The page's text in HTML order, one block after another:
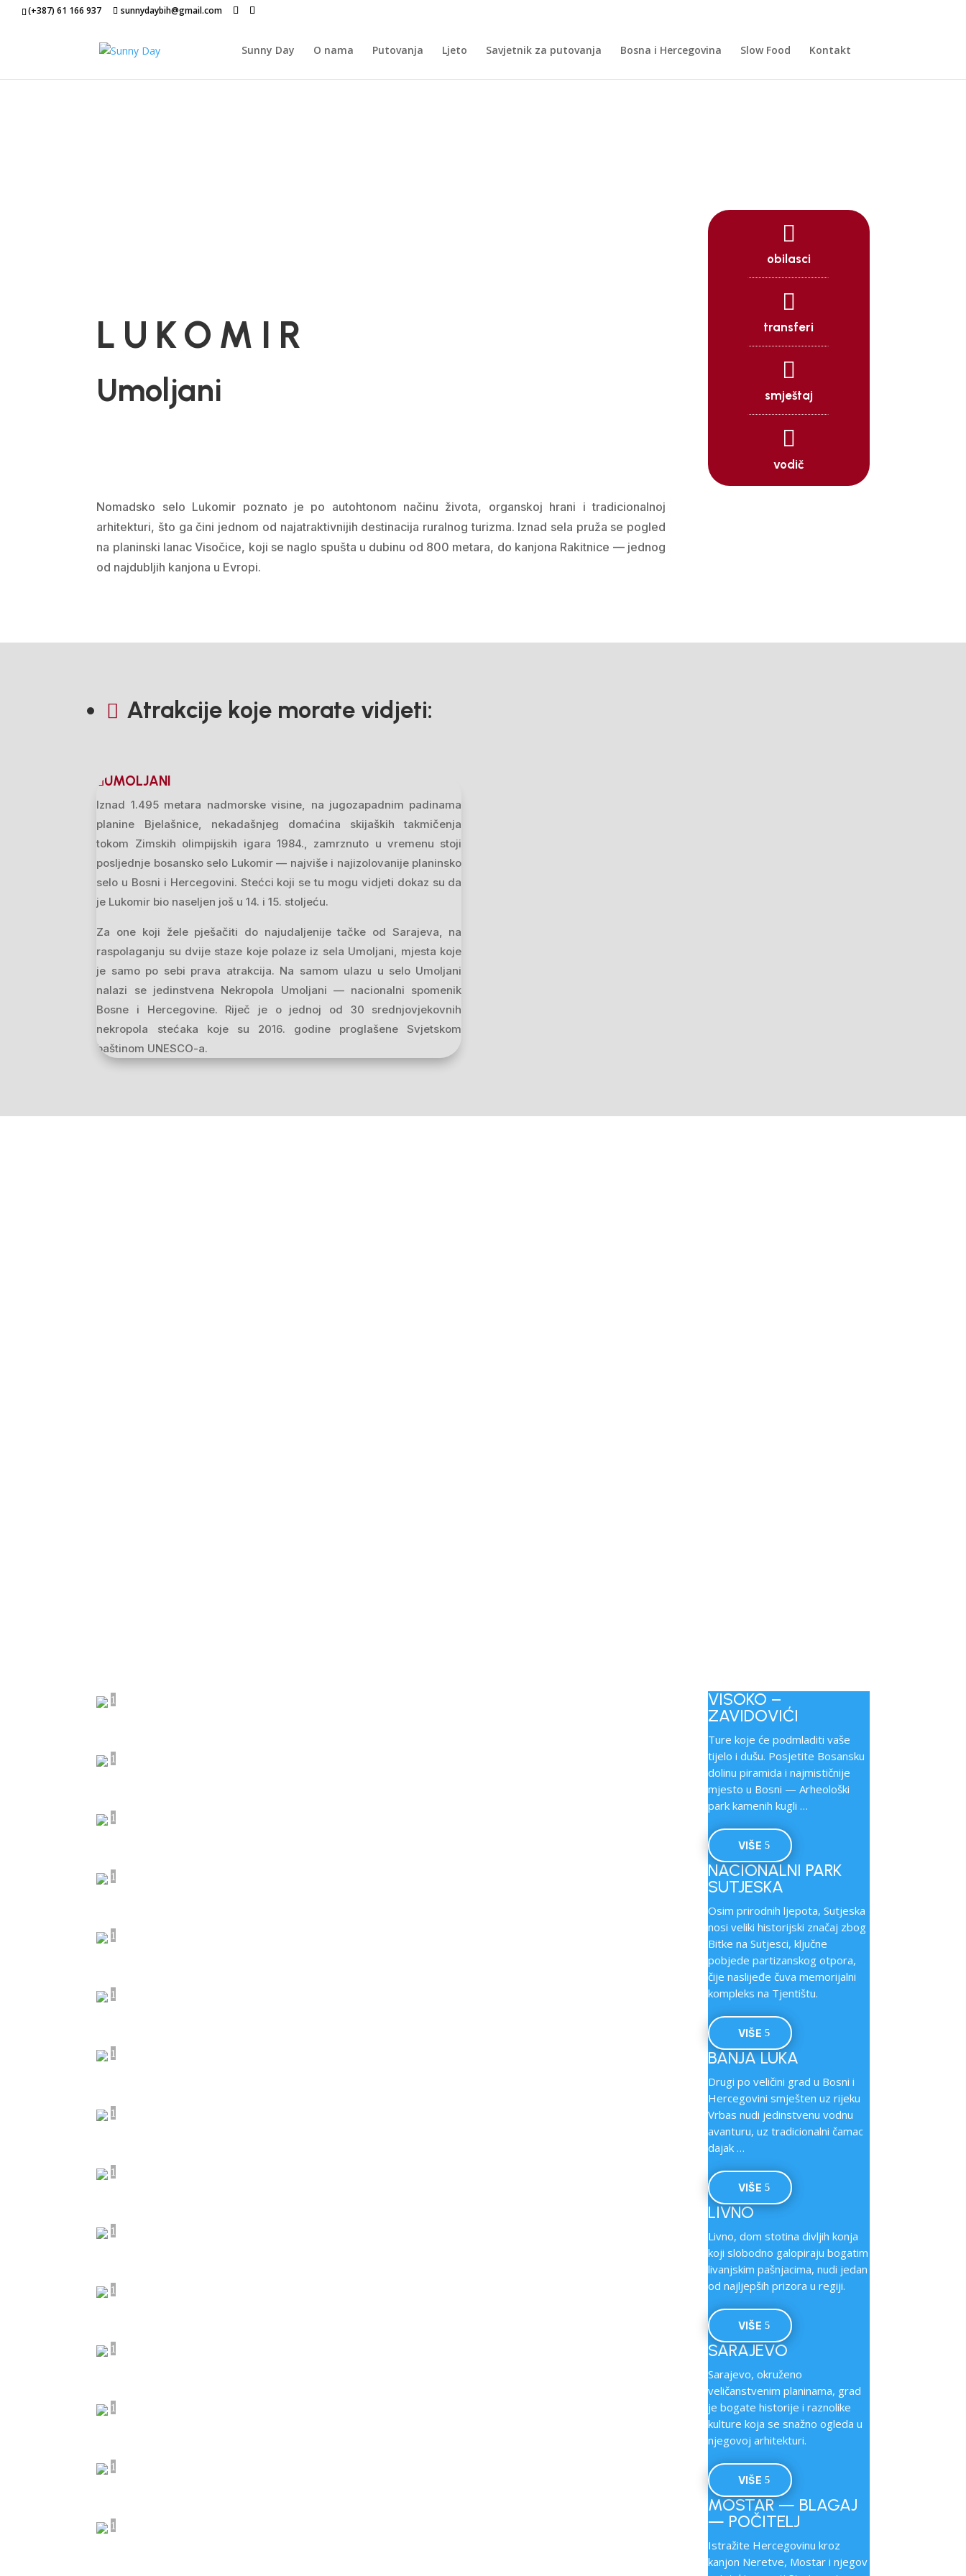
(+387) 61 166 937 sunnydaybih@gmail.com
Sunny Day O nama Putovanja Ljeto Savjetnik za putovanja Bosna i Hercegovina Slow Food Kontakt
LUKOMIR
Umoljani

obilasci

transferi

smještaj

vodič
Nomadsko selo Lukomir poznato je po autohtonom načinu života, organskoj hrani i tradicionalnoj
arhitekturi, što ga čini jednom od najatraktivnijih destinacija ruralnog turizma. Iznad sela pruža se pogled
na planinski lanac Visočice, koji se naglo spušta u dubinu od 800 metara, do kanjona Rakitnice — jednog
od najdubljih kanjona u Evropi.
 Atrakcije koje morate vidjeti:
UMOLJANI
Iznad 1.495 metara nadmorske visine, na jugozapadnim padinama
planine Bjelašnice, nekadašnjeg domaćina skijaških takmičenja
tokom Zimskih olimpijskih igara 1984., zamrznuto u vremenu stoji
posljednje bosansko selo Lukomir — najviše i najizolovanije planinsko
selo u Bosni i Hercegovini. Stećci koji se tu mogu vidjeti dokaz su da
je Lukomir bio naseljen još u 14. i 15. stoljeću.
Za one koji žele pješačiti do najudaljenije tačke od Sarajeva, na
raspolaganju su dvije staze koje polaze iz sela Umoljani, mjesta koje
je samo po sebi prava atrakcija. Na samom ulazu u selo Umoljani
nalazi se jedinstvena Nekropola Umoljani — nacionalni spomenik
Bosne i Hercegovine. Riječ je o jednoj od 30 srednjovjekovnih
nekropola stećaka koje su 2016. godine proglašene Svjetskom
baštinom UNESCO-a.
VISOKO –
ZAVIDOVIĆI
Ture koje će podmladiti vaše
tijelo i dušu. Posjetite Bosansku
dolinu piramida i najmističnije
mjesto u Bosni — Arheološki
park kamenih kugli …
VIŠE
NACIONALNI PARK
SUTJESKA
Osim prirodnih ljepota, Sutjeska
nosi veliki historijski značaj zbog
Bitke na Sutjesci, ključne
pobjede partizanskog otpora,
čije naslijeđe čuva memorijalni
kompleks na Tjentištu.
VIŠE
BANJA LUKA
Drugi po veličini grad u Bosni i
Hercegovini smješten uz rijeku
Vrbas nudi jedinstvenu vodnu
avanturu, uz tradicionalni čamac
dajak …
VIŠE
LIVNO
Livno, dom stotina divljih konja
koji slobodno galopiraju bogatim
livanjskim pašnjacima, nudi jedan
od najljepših prizora u regiji.
VIŠE
SARAJEVO
Sarajevo, okruženo
veličanstvenim planinama, grad
je bogate historije i raznolike
kulture koja se snažno ogleda u
njegovoj arhitekturi.
VIŠE
MOSTAR — BLAGAJ
— POČITELJ
Istražite Hercegovinu kroz
kanjon Neretve, Mostar i njegov